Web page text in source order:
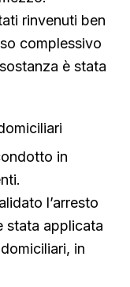
rinvenuti ben
complessivo
è stata
in
l’arresto
stata applicata
in